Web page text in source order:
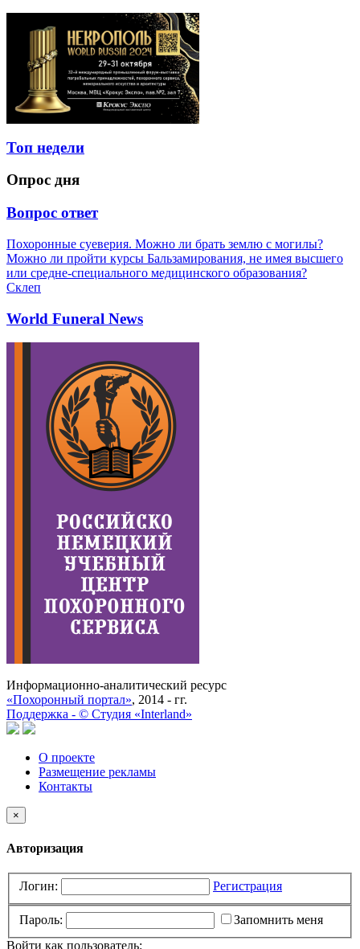
Топ недели
Опрос дня
Вопрос ответ
Похоронные суеверия. Можно ли брать землю с могилы?
Можно ли пройти курсы Бальзамирования, не имея высшего
или средне-специального медицинского образования?
Склеп
World Funeral News
Информационно-аналитический ресурс
«Похоронный портал», 2014 - гг.
Поддержка - © Cтудия «Interland»
О проекте
Размещение рекламы
Контакты
×
Авторизация
Логин: Регистрация
Пароль:
Запомнить меня
Войти как пользователь: